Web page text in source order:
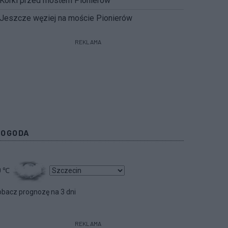
Jeszcze węziej na moście Pionierów
REKLAMA
℃
prognozę na 3 dni
REKLAMA